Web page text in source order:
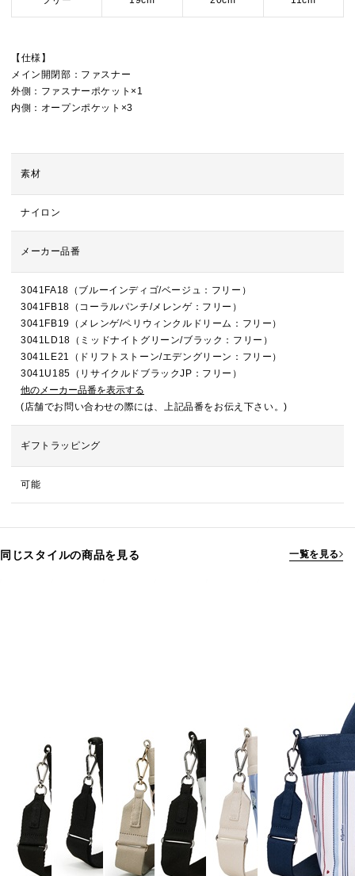
【仕様】
メイン開閉部：ファスナー
外側：ファスナーポケット×1
内側：オープンポケット×3
素材
ナイロン
メーカー品番
3041FA18（ブルーインディゴ/ベージュ：フリー）
3041FB18（コーラルパンチ/メレンゲ：フリー）
3041FB19（メレンゲ/ペリウィンクルドリーム：フリー）
3041LD18（ミッドナイトグリーン/ブラック：フリー）
3041LE21（ドリフトストーン/エデングリーン：フリー）
3041U185（リサイクルドブラックJP：フリー）
他のメーカー品番を表示する
(店舗でお問い合わせの際には、上記品番をお伝え下さい。)
ギフトラッピング
可能
同じスタイルの商品を見る 一覧を見る